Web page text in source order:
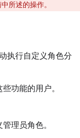
所述的操作。
执行自定义角色分
功能的用户。
理员角色。